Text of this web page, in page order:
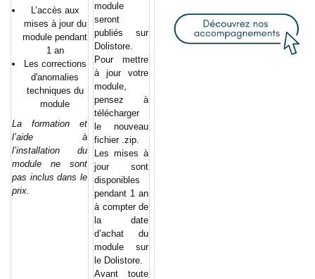
L’accès aux
mises à jour du
module pendant
1 an
Les corrections
d'anomalies
techniques du
module
La formation et
l’aide à
l’installation du
module ne sont
pas inclus dans le
prix.
module
seront
publiés sur
Dolistore.
Pour mettre
à jour votre
module,
pensez à
télécharger
le nouveau
fichier .zip.
Les mises à
jour sont
disponibles
pendant 1 an
à compter de
la date
d’achat du
module sur
le Dolistore.
Avant toute